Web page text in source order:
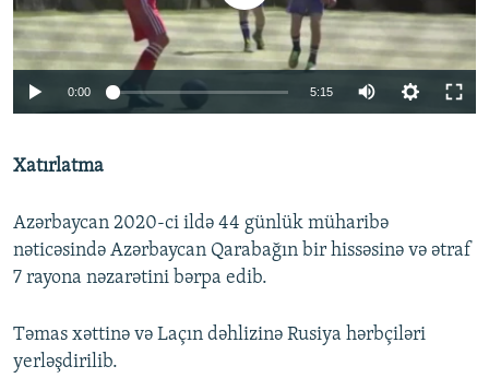
720p 1080p
0:00 5:15
Xatırlatma
Azərbaycan 2020-ci ildə 44 günlük müharibə
nəticəsində Azərbaycan Qarabağın bir hissəsinə və ətraf
7 rayona nəzarətini bərpa edib.
Təmas xəttinə və Laçın dəhlizinə Rusiya hərbçiləri
yerləşdirilib.